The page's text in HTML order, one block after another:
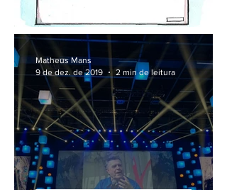
Matheus Mans
9 de dez. de 2019
2 min de leitura